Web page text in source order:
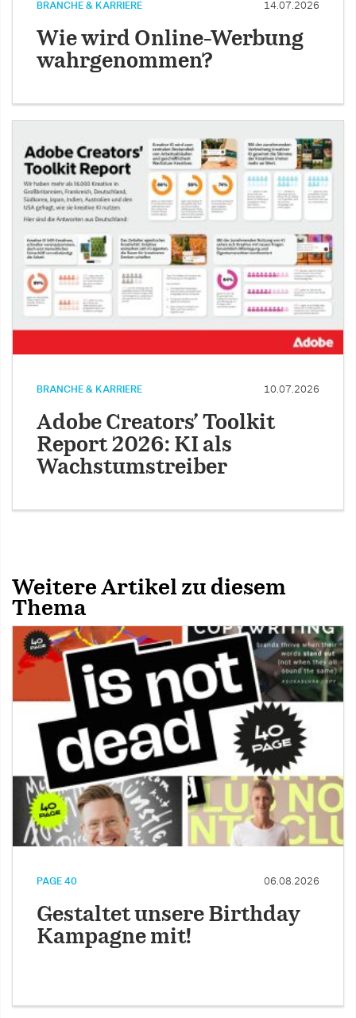
BRANCHE & KARRIERE 14.07.2026
Wie wird Online-Werbung
wahrgenommen?
BRANCHE & KARRIERE 10.07.2026
Adobe Creators’ Toolkit
Report 2026: KI als
Wachstumstreiber
Weitere Artikel zu diesem
Thema
PAGE 40 06.08.2026
Gestaltet unsere Birthday
Kampagne mit!